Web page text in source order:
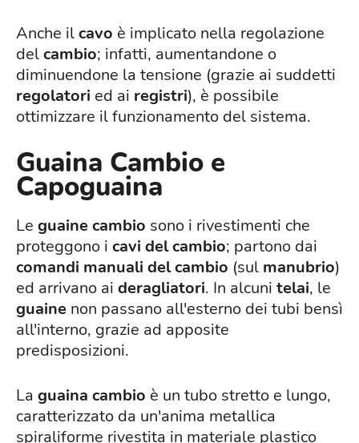
Anche ilcavo è implicato nella regolazione
delcambio; infatti, aumentandone o
diminuendone la tensione (grazie ai suddetti
regolatori ed ai registri), è possibile
ottimizzare il funzionamento del sistema.
Guaina Cambio e
Capoguaina
Le guaine cambio sono i rivestimenti che
proteggono i cavi del cambio; partono dai
comandi manuali del cambio (sul manubrio)
ed arrivano ai deragliatori. In alcuni telai, le
guaine non passano all'esterno dei tubi bensì
all'interno, grazie ad apposite
predisposizioni.
La guaina cambio è un tubo stretto e lungo,
caratterizzato da un'anima metallica
spiraliforme rivestita in materiale plastico